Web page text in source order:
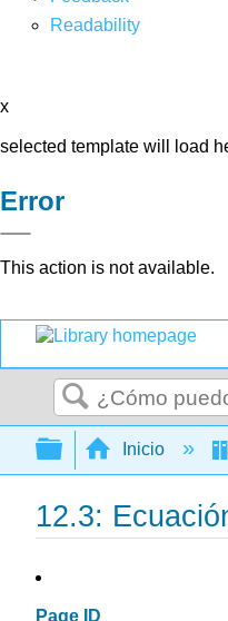
Readability
x
selected template will load
Error
This action is not available.
Buscar
Expandir/
Inicio
12.3:
Page ID